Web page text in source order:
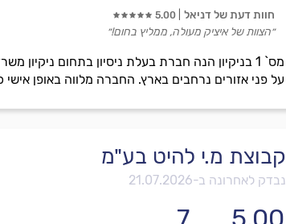
מס` 1 בניקיון הנה חברת בעלת ניסיון בתחום
על פני אזורים נרחבים בארץ. החברה מלווה באופן אישי
חוות דעת של דניאל 5.00
״הצוות של איציק מעולה, ממליץ בחום!״
קבוצת מ.י להיט בע"מ
נבדק לאחרונה ב-21.07.2026